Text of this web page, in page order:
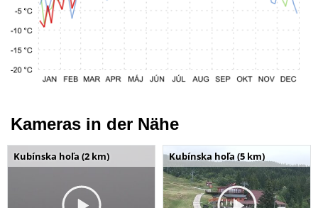
Kameras in der Nähe
Kubínska hoľa (2 km) Kubínska hoľa (5 km)